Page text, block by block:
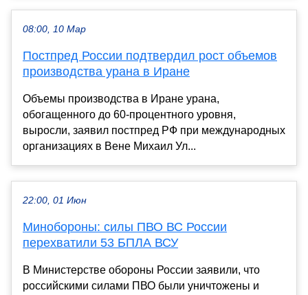
08:00, 10 Мар
Постпред России подтвердил рост объемов
производства урана в Иране
Объемы производства в Иране урана,
обогащенного до 60-процентного уровня,
выросли, заявил постпред РФ при международных
организациях в Вене Михаил Ул...
22:00, 01 Июн
Минобороны: силы ПВО ВС России
перехватили 53 БПЛА ВСУ
В Министерстве обороны России заявили, что
российскими силами ПВО были уничтожены и